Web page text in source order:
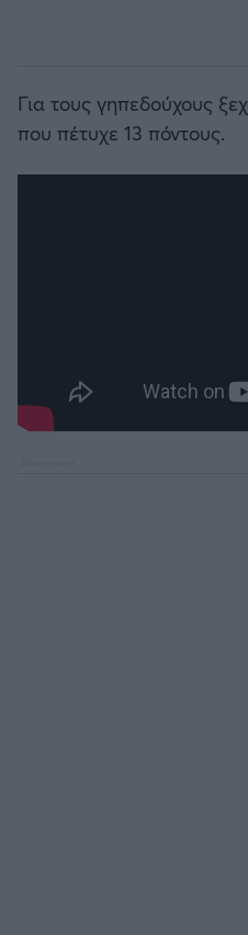
Για τους γηπεδούχους
που πέτυχε 13 πόντους.